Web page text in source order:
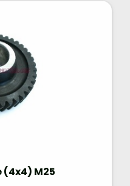
(4x4) M25